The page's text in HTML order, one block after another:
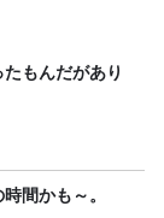
もんだがあり
間かも～。